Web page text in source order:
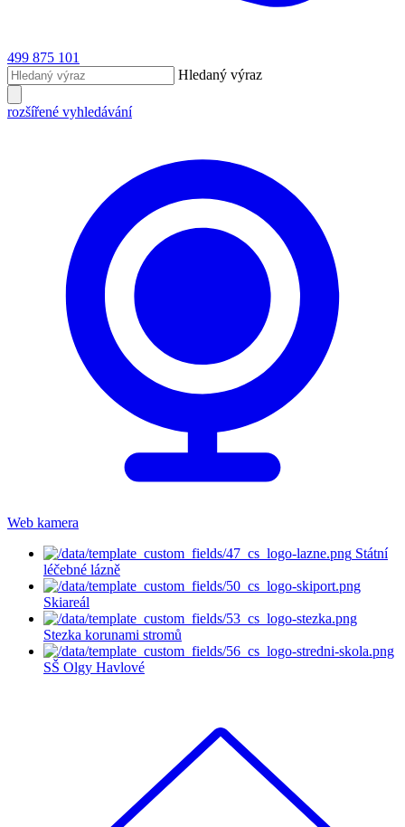
499 875 101
Hledaný výraz
rozšířené vyhledávání
Web kamera
Státní
léčebné lázně
Skiareál
Stezka korunami stromů
SŠ Olgy Havlové